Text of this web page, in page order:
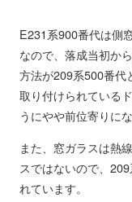
E231系900番代は側
なので、落成当初か
方法が209系500番代
取り付けられている
うにやや前位寄りに
また、窓ガラスは熱
スではないので、
れています。